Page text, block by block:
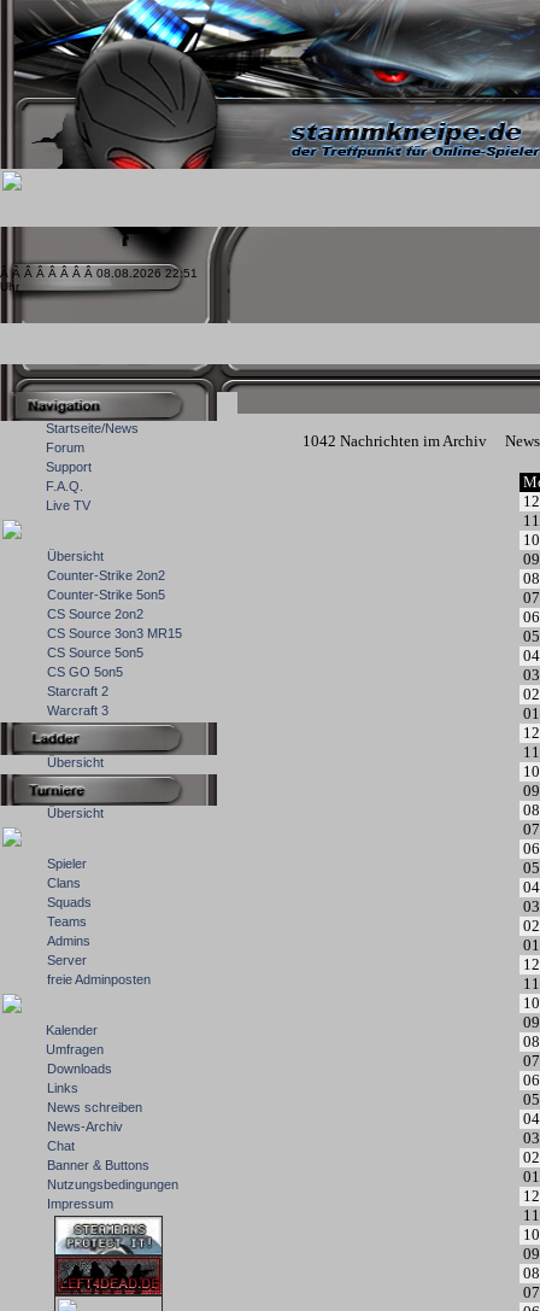
Â Â Â Â Â Â Â Â 08.08.2026 22:51
Uhr
Startseite/News
Forum
Support
F.A.Q.
Live TV
Übersicht
Counter-Strike 2on2
Counter-Strike 5on5
CS Source 2on2
CS Source 3on3 MR15
CS Source 5on5
CS GO 5on5
Starcraft 2
Warcraft 3
Übersicht
Übersicht
Spieler
Clans
Squads
Teams
Admins
Server
freie Adminposten
Kalender
Umfragen
Downloads
Links
News schreiben
News-Archiv
Chat
Banner & Buttons
Nutzungsbedingungen
Impressum
1042 Nachrichten im Archiv